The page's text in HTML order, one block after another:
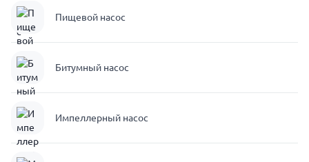
Пищевой насос
Битумный насос
Импеллерный насос